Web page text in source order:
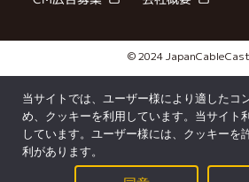
当サイトでは、ユーザー様により適したコ
め、クッキーを利用しています。当サイト
しています。ユーザー様には、クッキーを
利があります。
© 2024